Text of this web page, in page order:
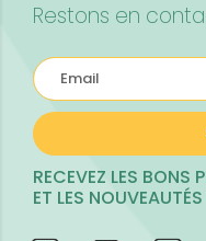
Restons en
RECEVEZ LES BONS
ET LES